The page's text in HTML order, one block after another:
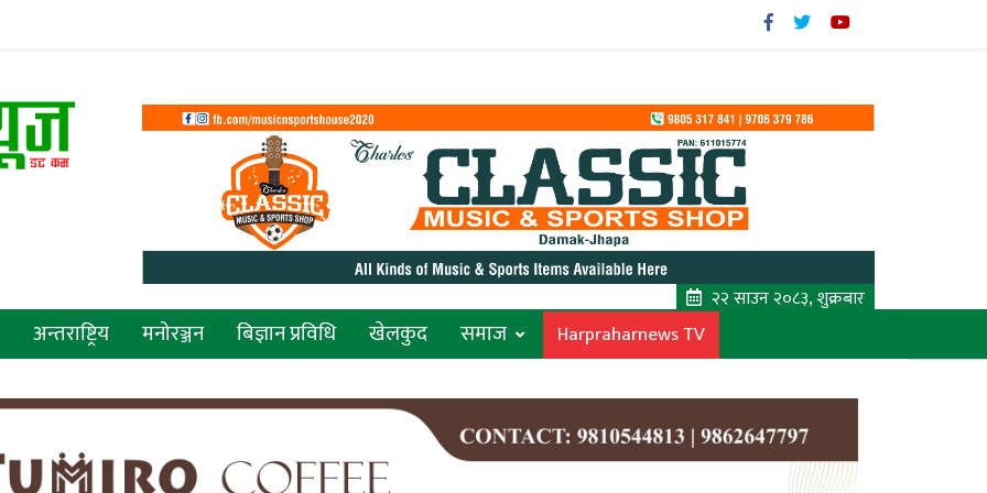
२२ साउन २०८३, शुक्रबार
अन्तराष्ट्रिय मनोरञ्जन बिज्ञान प्रविधि खेलकुद समाज Harpraharnews TV